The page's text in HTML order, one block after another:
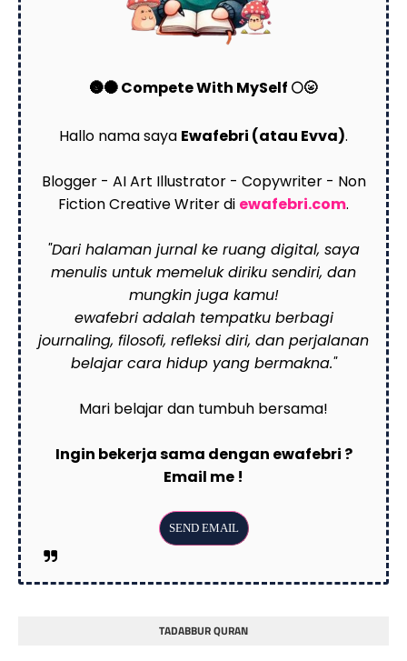
🌚🌑 Compete With MySelf 🌕🌝
Hallo nama saya Ewafebri (atau Evva).
Blogger - AI Art Illustrator - Copywriter - Non
Fiction Creative Writer di ewafebri.com.
"Dari halaman jurnal ke ruang digital, saya
menulis untuk memeluk diriku sendiri, dan
mungkin juga kamu!
ewafebri adalah tempatku berbagi
journaling, filosofi, refleksi diri, dan perjalanan
belajar cara hidup yang bermakna."
Mari belajar dan tumbuh bersama!
Ingin bekerja sama dengan ewafebri ?
Email me !
TADABBUR QURAN